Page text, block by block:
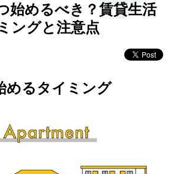
始めるべき？賃貸生活
ングと注意点
めるタイミング